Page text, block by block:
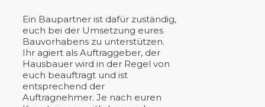
Ein Baupartner ist dafür zuständig,
euch bei der Umsetzung eures
Bauvorhabens zu unterstützen.
Ihr agiert als Auftraggeber, der
Hausbauer wird in der Regel von
euch beauftragt und ist
entsprechend der
Auftragnehmer. Je nach euren